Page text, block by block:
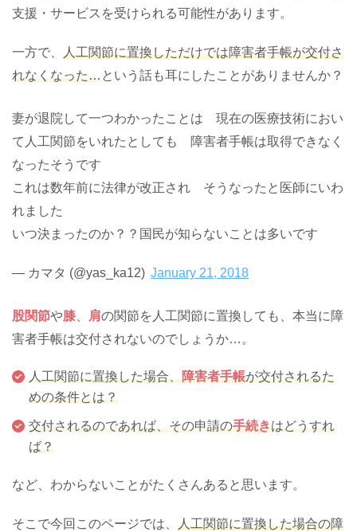
支援・サービスを受けられる可能性があります。
一方で、 人工関節に置換しただけでは障害者手帳が交付さ
れなくなった…という話も耳にしたことがありませんか？
妻が退院して一つわかったことは 現在の医療技術におい
て人工関節をいれたとしても 障害者手帳は取得できなく
なったそうです
これは数年前に法律が改正され そうなったと医師にいわ
れました
いつ決まったのか？？国民が知らないことは多いです
— カマタ (@yas_ka12) January 21, 2018
股関節や膝 肩の関節を人工関節に置換しても、本当に障
害者手帳は交付されないのでしょうか…。
人工関節に置換した場合、障害者手帳が交付されるた
めの条件とは？
交付されるのであれば、その申請の手続きはどうすれ
ば？
など、わからないことがたくさんあると思います。
そこで今回このページでは、 人工関節に置換した場合の障